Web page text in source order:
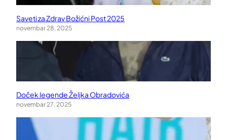
Saveti za Zdrav Božićni Post 2025
novembar 28, 2025
Doček legende Željka Obradovića
novembar 27, 2025